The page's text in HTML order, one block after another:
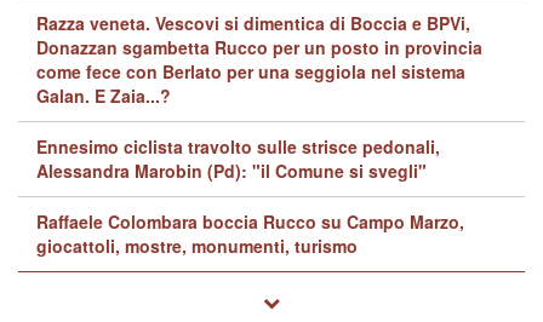
Razza veneta. Vescovi si dimentica di Boccia e BPVi,
Donazzan sgambetta Rucco per un posto in provincia
come fece con Berlato per una seggiola nel sistema
Galan. E Zaia...?
Ennesimo ciclista travolto sulle strisce pedonali,
Alessandra Marobin (Pd): "il Comune si svegli"
Raffaele Colombara boccia Rucco su Campo Marzo,
giocattoli, mostre, monumenti, turismo